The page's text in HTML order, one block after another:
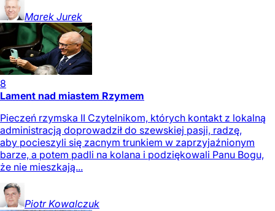
Marek Jurek
8
Lament nad miastem Rzymem
Pieczeń rzymska II Czytelnikom, których kontakt z lokalną
administracją doprowadził do szewskiej pasji, radzę,
aby pocieszyli się zacnym trunkiem w zaprzyjaźnionym
barze, a potem padli na kolana i podziękowali Panu Bogu,
że nie mieszkają...
Piotr Kowalczuk